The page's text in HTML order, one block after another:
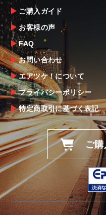
ご購入ガイド
お客様の声
FAQ
お問い合わせ
エアツケ！について
プライバシーポリシー
特定商取引に基づく表記
ご